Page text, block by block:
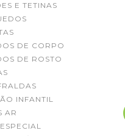
E TETINAS
DE CORPO
DE ROSTO
INFANTIL
AR